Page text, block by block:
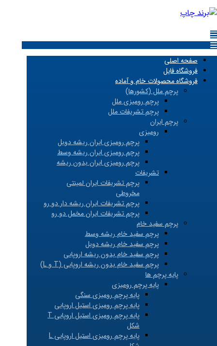
صفحه اصلی
فروشگاه فایل
فروشگاه محصولات خام و آماده
پرچم ملل (کشورها)
پرچم رومیزی ملل
پرچم تشریفات ملل
پرچم ایران
رومیزی
پرچم رومیزی ایران ریشه دوبل
پرچم رومیزی ایران ریشه وسط
پرچم رومیزی ایران بدون ریشه
تشریفات
پرچم تشریفات ایران لمینتی
مخروطی
پرچم تشریفات ایران ریشه دار دو رو
پرچم تشریفات ایران مخمل دو رو
پرچم سفید خام
پرچم سفید خام ریشه وسط
پرچم سفید خام ریشه دوبل
پرچم سفید خام بدون ریشه اروپایی
پرچم سفید خام بدون ریشه اروپایی (T و L)
پایه پرچم ها
پایه پرچم رومیزی
پایه پرچم رومیزی سنگی
پایه پرچم رومیزی استیل اروپایی
پایه پرچم رومیزی استیل اروپایی T
شکل
پایه پرچم رومیزی استیل اروپایی L